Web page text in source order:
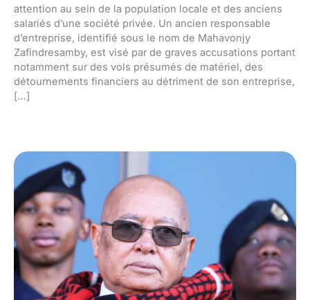
attention au sein de la population locale et des anciens
salariés d’une société privée. Un ancien responsable
d’entreprise, identifié sous le nom de Mahavonjy
Zafindresamby, est visé par de graves accusations portant
notamment sur des vols présumés de matériel, des
détournements financiers au détriment de son entreprise,
[…]